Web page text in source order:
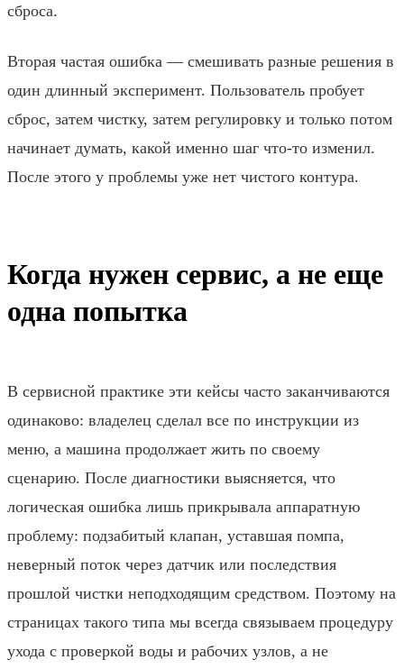
сброса.
Вторая частая ошибка — смешивать разные решения в
один длинный эксперимент. Пользователь пробует
сброс, затем чистку, затем регулировку и только потом
начинает думать, какой именно шаг что-то изменил.
После этого у проблемы уже нет чистого контура.
Когда нужен сервис, а не еще
одна попытка
В сервисной практике эти кейсы часто заканчиваются
одинаково: владелец сделал все по инструкции из
меню, а машина продолжает жить по своему
сценарию. После диагностики выясняется, что
логическая ошибка лишь прикрывала аппаратную
проблему: подзабитый клапан, уставшая помпа,
неверный поток через датчик или последствия
прошлой чистки неподходящим средством. Поэтому на
страницах такого типа мы всегда связываем процедуру
ухода с проверкой воды и рабочих узлов, а не